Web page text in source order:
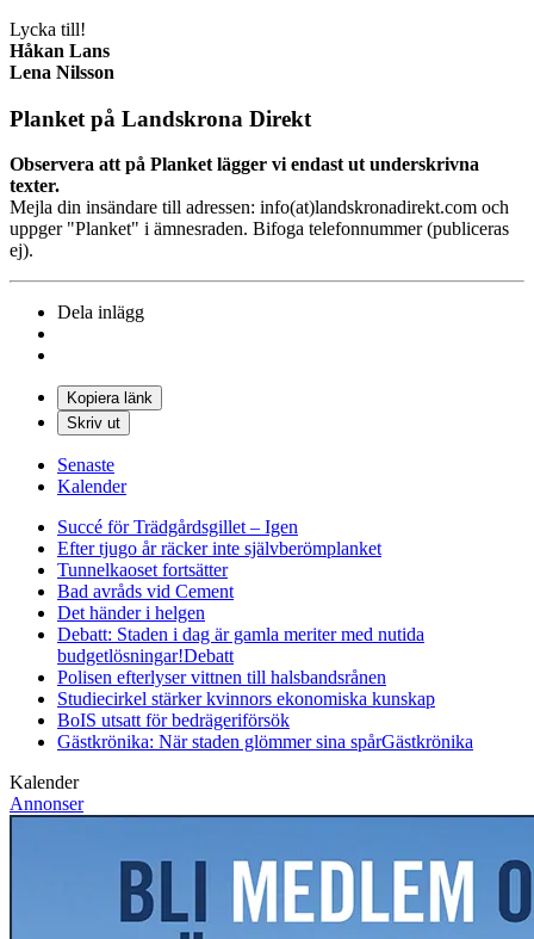
Lycka till!
Håkan Lans
Lena Nilsson
Planket på Landskrona Direkt
Observera att på Planket lägger vi endast ut underskrivna
texter.
Mejla din insändare till adressen: info(at)landskronadirekt.com och
uppger "Planket" i ämnesraden. Bifoga telefonnummer (publiceras
ej).
Dela inlägg
Kopiera länk
Skriv ut
Senaste
Kalender
Succé för Trädgårdsgillet – Igen
Efter tjugo år räcker inte självberömplanket
Tunnelkaoset fortsätter
Bad avråds vid Cement
Det händer i helgen
Debatt: Staden i dag är gamla meriter med nutida
budgetlösningar!Debatt
Polisen efterlyser vittnen till halsbandsrånen
Studiecirkel stärker kvinnors ekonomiska kunskap
BoIS utsatt för bedrägeriförsök
Gästkrönika: När staden glömmer sina spårGästkrönika
Kalender
Annonser